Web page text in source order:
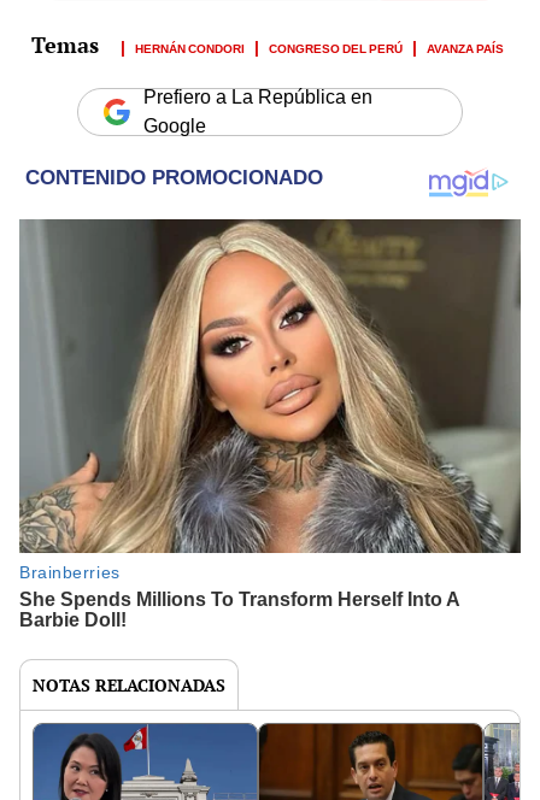
HERNÁN CONDORI CONGRESO DEL PERÚ AVANZA PAÍS
Prefiero a La República en
Google
NOTAS RELACIONADAS